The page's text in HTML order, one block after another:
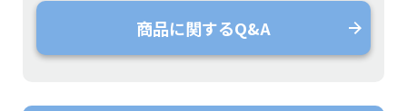
商品に関するQ&A